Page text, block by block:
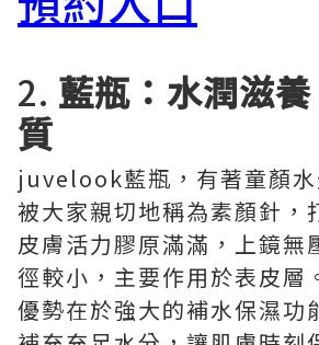
2. 藍瓶：水潤滋
質
juvelook藍瓶，有著童顏水
被大家親切地稱為素顏針，
皮膚活力膠原滿滿，上鏡無
徑較小，主要作用於表皮層
優勢在於強大的補水保濕功